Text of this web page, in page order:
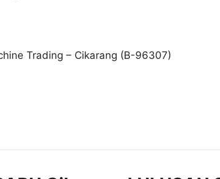
Trading – Cikarang (B-96307)